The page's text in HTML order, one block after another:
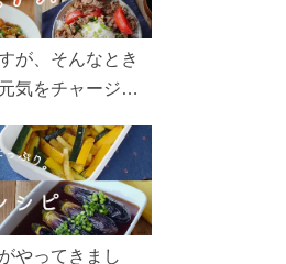
が、そんなとき
気をチャージ！
飛ばしましょ
やってきまし